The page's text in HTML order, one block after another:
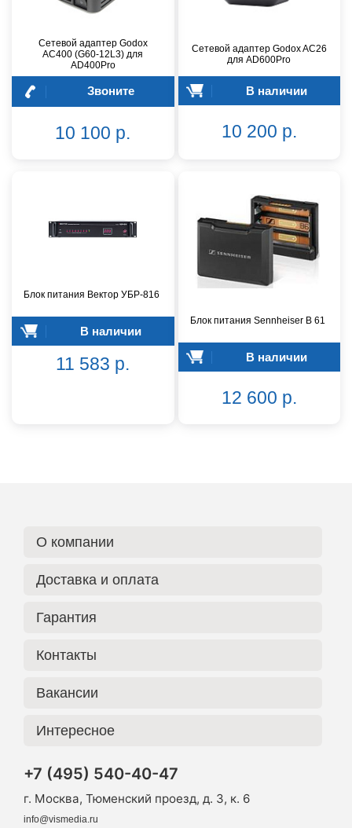
Сетевой адаптер Godox
AC400 (G60-12L3) для
AD400Pro
Звоните
10 100 р.
Сетевой адаптер Godox AC26
для AD600Pro
В наличии
10 200 р.
Блок питания Вектор УБР-816
В наличии
11 583 р.
Блок питания Sennheiser B 61
В наличии
12 600 р.
О компании
Доставка и оплата
Гарантия
Контакты
Вакансии
Интересное
+7 (495) 540-40-47
г. Москва, Тюменский проезд, д. 3, к. 6
info@vismedia.ru